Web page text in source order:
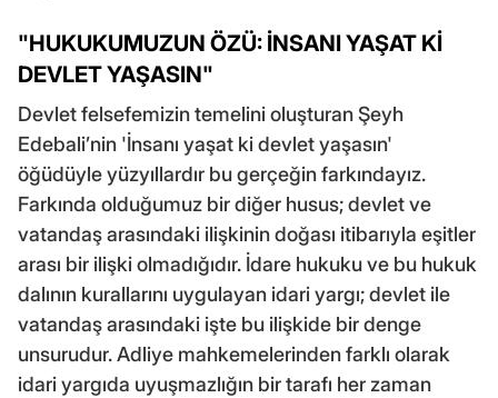
"HUKUKUMUZUN ÖZÜ: İNSANI YAŞAT Kİ
DEVLET YAŞASIN"
Devlet felsefemizin temelini oluşturan Şeyh
Edebali’nin 'İnsanı yaşat ki devlet yaşasın'
öğüdüyle yüzyıllardır bu gerçeğin farkındayız.
Farkında olduğumuz bir diğer husus; devlet ve
vatandaş arasındaki ilişkinin doğası itibarıyla eşitler
arası bir ilişki olmadığıdır. İdare hukuku ve bu hukuk
dalının kurallarını uygulayan idari yargı; devlet ile
vatandaş arasındaki işte bu ilişkide bir denge
unsurudur. Adliye mahkemelerinden farklı olarak
idari yargıda uyuşmazlığın bir tarafı her zaman